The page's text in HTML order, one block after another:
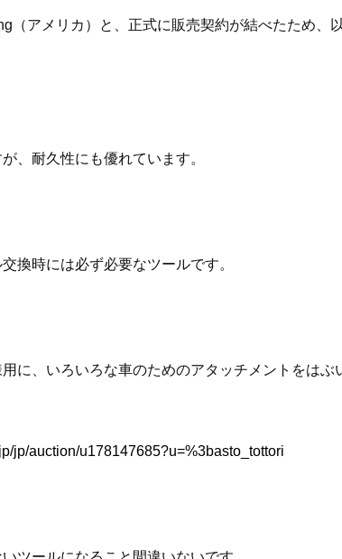
（アメリカ）と、正式に販売契約が結べたため、
、耐久性にも優れています。
換時には必ず必要なツールです。
に、いろいろな車のためのアタッチメントをはぶ
jp/auction/u178147685?u=%3basto_tottori